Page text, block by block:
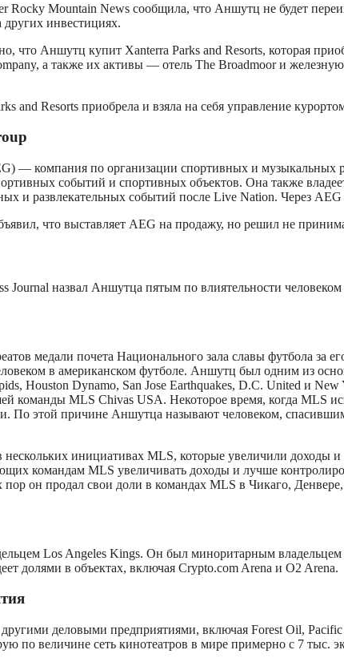
Rocky Mountain News сообщила, что Аншутц не будет
других инвестициях.
что Аншутц купит Xanterra Parks and Resorts, которая
а также их активы — отель The Broadmoor и
and Resorts приобрела и взяла на себя управление
— компания по организации спортивных и
событий и спортивных объектов. Она также
и развлекательных событий после Live Nation. Через
что выставляет AEG на продажу, но решил не
Journal назвал Аншутца пятым по влиятельности
медали почета Национального зала славы футбола за
в американском футболе. Аншутц был одним из
Houston Dynamo, San Jose Earthquakes, D.C. United и
команды MLS Chivas USA. Некоторое время, когда MLS
По этой причине Аншутца называют человеком,
инициативах MLS, которые увеличили доходы
командам MLS увеличивать доходы и лучше
он продал свои доли в командах MLS в Чикаго,
Los Angeles Kings. Он был миноритарным
долями в объектах, включая Crypto.com Arena и O2 Arena.
деловыми предприятиями, включая Forest Oil,
по величине сеть кинотеатров в мире примерно с 7 тыс.